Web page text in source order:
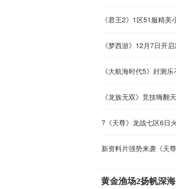
《君王2》1区51服精美
《梦西游》12月7日开
《大航海时代5》封测
《龙族无双》竞技嗨翻
?《天尊》龙战七区6日
新资料片强势来袭《天
黄金渔场2扬帆深